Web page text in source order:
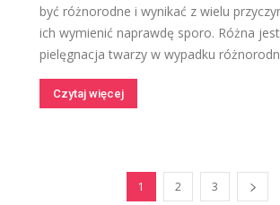
być różnorodne i wynikać z wielu
ich wymienić naprawdę sporo. Różna
pielęgnacja twarzy w wypadku
Czytaj więcej
1 2 3